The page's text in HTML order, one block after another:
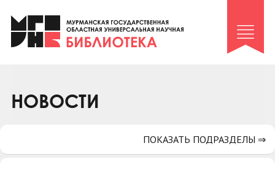
Клуб «Гиря и сельдерей»
Клуб «Семейный архив»
Коллегам
НОВОСТИ
ПОКАЗАТЬ ПОДРАЗДЕЛЫ ⇒